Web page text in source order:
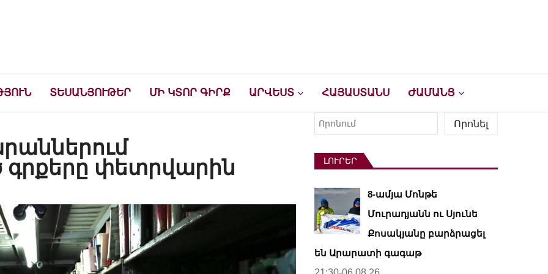
ՏԵՍԱՆՅՈՒԹԵՐ ՄԻ ԿՏՈՐ ԳԻՐՔ ԱՐՎԵՍՏ ՀԱՅԱՍՏԱՆՍ ԺԱՄԱՆՑ
փետրվարին
Որոնել
Որոնել
ԼՈՒՐԵՐ
8-ամյա Մոնթե
Մուրադյանն ու Սյունե
Քոսակյանը բարձրացել
են Արարատի գագաթ